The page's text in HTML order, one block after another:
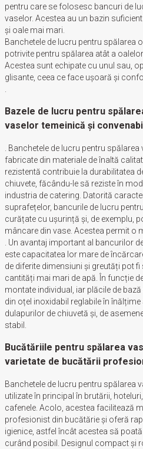
pentru care se folosesc bancuri de
vaselor. Acestea au un bazin
și oale mai mari.
Banchetele de lucru pentru spălarea
potrivite pentru spălarea atât a
Acestea sunt echipate cu unul sau,
glisante, ceea ce face ușoară și
Bazele de lucru pentru
vaselor temeinică și
. Banchetele de lucru pentru
fabricate din materiale de înaltă
rezistentă contribuie la durabilitatea
chiuvete, făcându-le să reziste în
industria de catering. Datorită
suprafețelor, bancurile de lucru
curățate cu ușurință și, de exemplu,
mâncare din vase. Acestea permit o
. Un avantaj important al bancurilor
este capacitatea lor mare de
de diferite dimensiuni și greutăți pot
cantități mai mari de apă. În funcție
montate individual, iar plăcile de
din oțel inoxidabil reglabile în
dulapurilor de chiuvetă și, de
stabil.
Bucătăriile pentru spălarea
varietate de bucătării
Banchetele de lucru pentru spălarea
utilizate în principal în brutării,
cafenele. Acolo, acestea facilitează
profesionist din bucătărie și oferă
igienice, astfel încât acestea să
curând posibil. Designul compact și